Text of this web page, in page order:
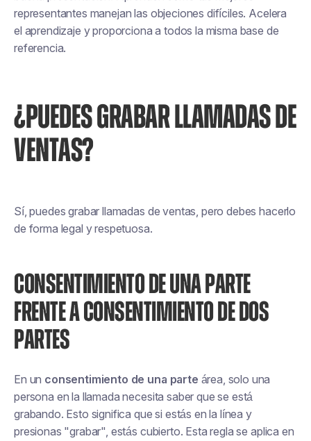
representantes manejan las objeciones difíciles. Acelera
el aprendizaje y proporciona a todos la misma base de
referencia.
¿PUEDES GRABAR LLAMADAS DE
VENTAS?
Sí, puedes grabar llamadas de ventas, pero debes hacerlo
de forma legal y respetuosa.
CONSENTIMIENTO DE UNA PARTE
FRENTE A CONSENTIMIENTO DE DOS
PARTES
En un consentimiento de una parte área, solo una
persona en la llamada necesita saber que se está
grabando. Esto significa que si estás en la línea y
presionas "grabar", estás cubierto. Esta regla se aplica en